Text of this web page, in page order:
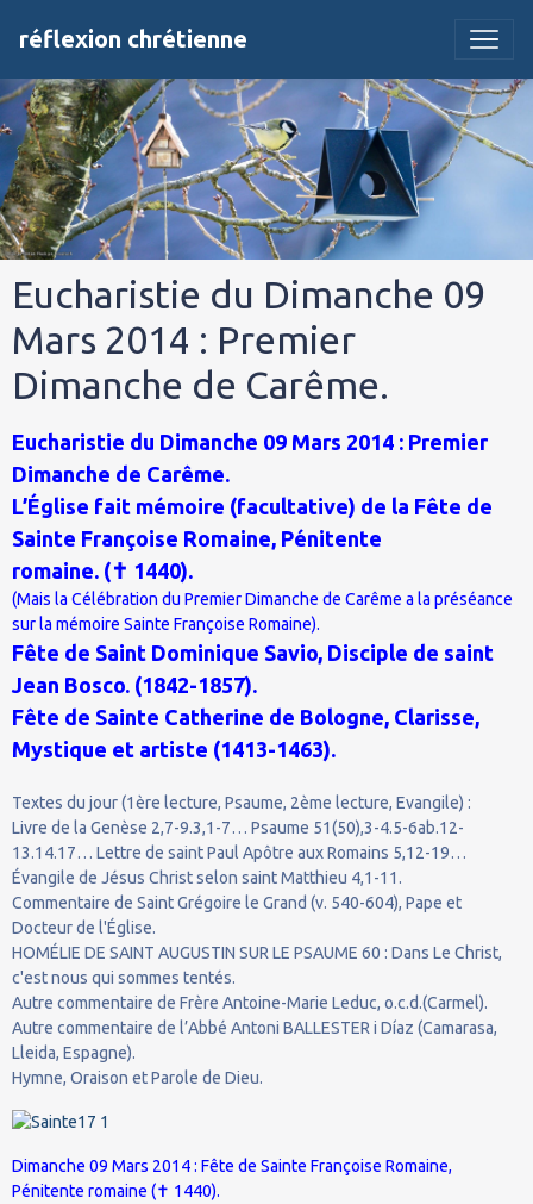
réflexion chrétienne
Eucharistie du Dimanche 09
Mars 2014 : Premier
Dimanche de Carême.
Eucharistie du Dimanche 09 Mars 2014 : Premier
Dimanche de Carême.
L’Église fait mémoire (facultative) de la Fête de
Sainte Françoise Romaine, Pénitente
romaine. (✝ 1440).
(Mais la Célébration du Premier Dimanche de Carême a la préséance
sur la mémoire Sainte Françoise Romaine).
Fête de Saint Dominique Savio, Disciple de saint
Jean Bosco. (1842-1857).
Fête de Sainte Catherine de Bologne, Clarisse,
Mystique et artiste (1413-1463).
Textes du jour (1ère lecture, Psaume, 2ème lecture, Evangile) :
Livre de la Genèse 2,7-9.3,1-7… Psaume 51(50),3-4.5-6ab.12-
13.14.17… Lettre de saint Paul Apôtre aux Romains 5,12-19…
Évangile de Jésus Christ selon saint Matthieu 4,1-11.
Commentaire de Saint Grégoire le Grand (v. 540-604), Pape et
Docteur de l'Église.
HOMÉLIE DE SAINT AUGUSTIN SUR LE PSAUME 60 : Dans Le Christ,
c'est nous qui sommes tentés.
Autre commentaire de Frère Antoine-Marie Leduc, o.c.d.(Carmel).
Autre commentaire de l’Abbé Antoni BALLESTER i Díaz (Camarasa,
Lleida, Espagne).
Hymne, Oraison et Parole de Dieu.
Dimanche 09 Mars 2014 : Fête de Sainte Françoise Romaine,
Pénitente romaine (✝ 1440).